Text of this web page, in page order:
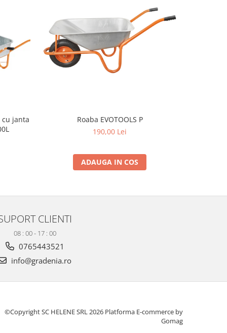
Roaba EVOTOOLS P
190,00 Lei
ADAUGA IN COS
CLIENTI
08 : 00 - 17 : 00
0765443521
info@gradenia.ro
©Copyright SC HELENE SRL 2026 Platforma E-commerce by
Gomag